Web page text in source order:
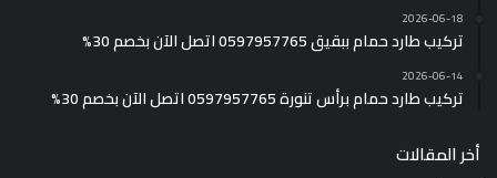
2026-06-18
تركيب طارد حمام ببقيق 0597957765 اتصل الآن بخصم 30%
2026-06-14
تركيب طارد حمام برأس تنورة 0597957765 اتصل الآن بخصم 30%
أخر المقالات